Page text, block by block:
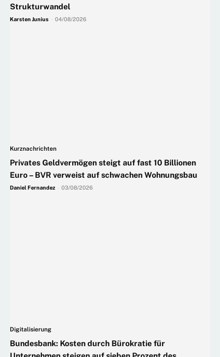
Strukturwandel
Karsten Junius 04/08/2026
Kurznachrichten
Privates Geldvermögen steigt auf fast 10 Billionen
Euro – BVR verweist auf schwachen Wohnungsbau
Daniel Fernandez 03/08/2026
Digitalisierung
Bundesbank: Kosten durch Bürokratie für